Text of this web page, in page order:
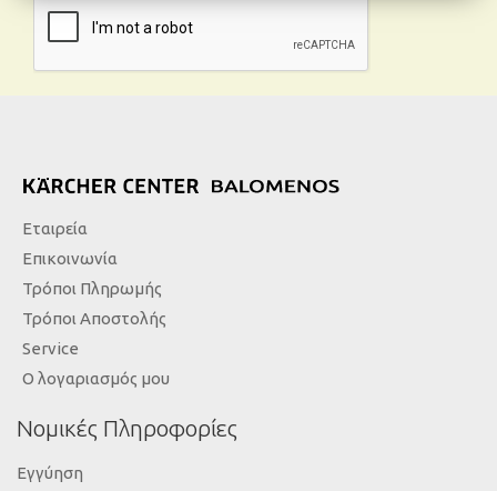
Εταιρεία
Επικοινωνία
Τρόποι Πληρωμής
Τρόποι Αποστολής
Service
Ο λογαριασμός μου
Νομικές Πληροφορίες
Εγγύηση